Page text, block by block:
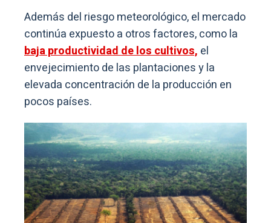
Además del riesgo meteorológico, el mercado
continúa expuesto a otros factores, como la
baja productividad de los cultivos, el
envejecimiento de las plantaciones y la
elevada concentración de la producción en
pocos países.